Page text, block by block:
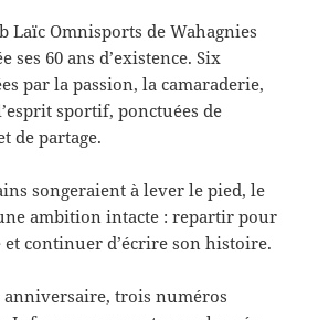
Laïc Omnisports de Wahagnies
ses 60 ans d’existence. Six
par la passion, la camaraderie,
sportif, ponctuées de
de partage.
songeraient à lever le pied, le
ambition intacte : repartir pour
continuer d’écrire son histoire.
anniversaire, trois numéros